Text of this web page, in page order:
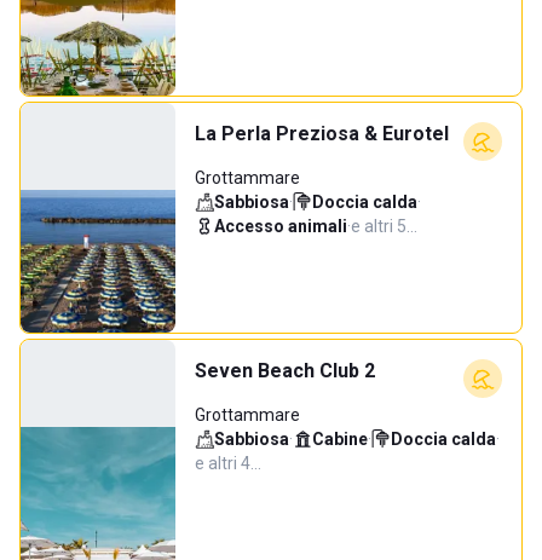
La Perla Preziosa & Eurotel
Grottammare
Sabbiosa· Doccia calda·
Accesso animali·e altri 5…
Seven Beach Club 2
Grottammare
Sabbiosa· Cabine· Doccia calda·
e altri 4…